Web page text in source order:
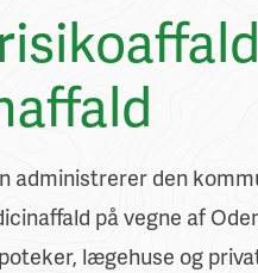
administrerer den
på vegne af
lægehuse og